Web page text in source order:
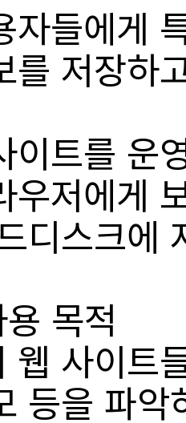
자들에게
를 저장
이트를 운
우저에게
디스크에
목적
웹 사이트
등을 파